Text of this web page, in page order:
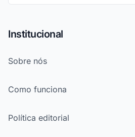
Institucional
Sobre nós
Como funciona
Política editorial